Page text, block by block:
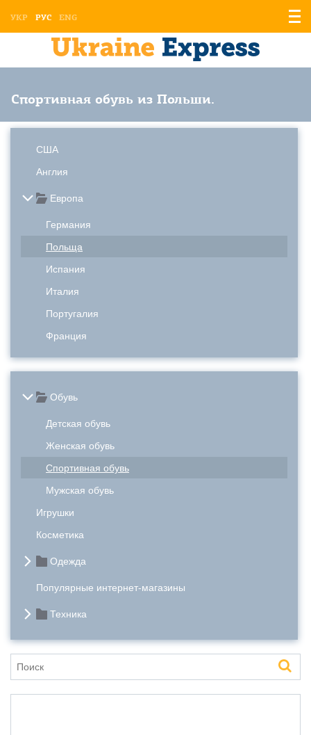
УКР РУС ENG
Спортивная обувь из Польши.
США
Англия
Европа
Германия
Польща
Испания
Италия
Португалия
Франция
Обувь
Детская обувь
Женская обувь
Спортивная обувь
Мужская обувь
Игрушки
Косметика
Одежда
Популярные интернет-магазины
Техника